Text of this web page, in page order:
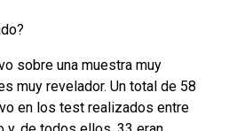
sobre una muestra muy
muy revelador. Un total de 58
en los test realizados entre